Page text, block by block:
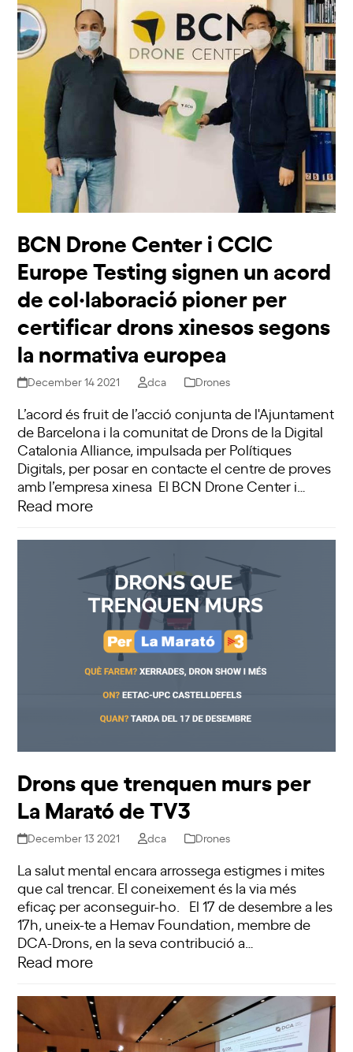
BCN Drone Center i CCIC
Europe Testing signen un acord
de col·laboració pioner per
certificar drons xinesos segons
la normativa europea
December 14 2021 dca Drones
L’acord és fruit de l’acció conjunta de l'Ajuntament
de Barcelona i la comunitat de Drons de la Digital
Catalonia Alliance, impulsada per Polítiques
Digitals, per posar en contacte el centre de proves
amb l’empresa xinesa El BCN Drone Center i…
Read more
Drons que trenquen murs per
La Marató de TV3
December 13 2021 dca Drones
La salut mental encara arrossega estigmes i mites
que cal trencar. El coneixement és la via més
eficaç per aconseguir-ho. El 17 de desembre a les
17h, uneix-te a Hemav Foundation, membre de
DCA-Drons, en la seva contribució a…
Read more